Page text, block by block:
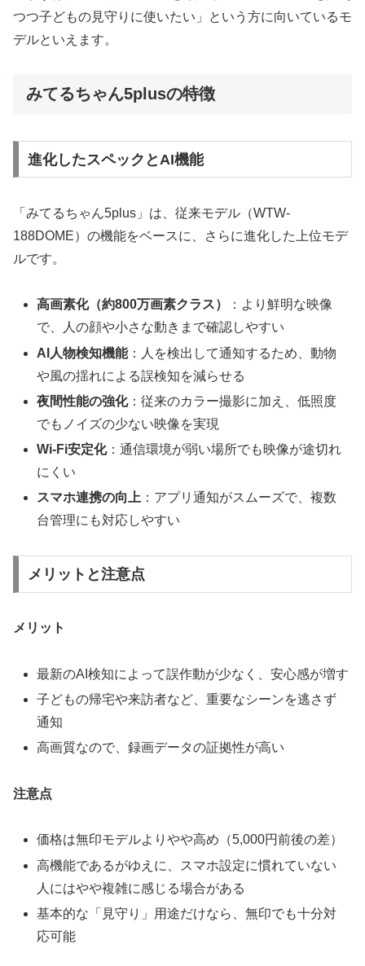
つつ子どもの見守りに使いたい」という方に向いているモ
デルといえます。
みてるちゃん5plusの特徴
進化したスペックとAI機能
「みてるちゃん5plus」は、従来モデル（WTW-
188DOME）の機能をベースに、さらに進化した上位モデ
ルです。
高画素化（約800万画素クラス）
：より鮮明な映像
で、人の顔や小さな動きまで確認しやすい
AI人物検知機能：人を検出して通知するため、動物
や風の揺れによる誤検知を減らせる
夜間性能の強化：従来のカラー撮影に加え、低照度
でもノイズの少ない映像を実現
Wi-Fi安定化：通信環境が弱い場所でも映像が途切れ
にくい
スマホ連携の向上 ：アプリ通知がスムーズで、複数
台管理にも対応しやすい
メリットと注意点
メリット
最新のAI検知によって誤作動が少なく、安心感が増す
子どもの帰宅や来訪者など、重要なシーンを逃さず
通知
高画質なので、録画データの証拠性が高い
注意点
価格は無印モデルよりやや高め（5,000円前後の差）
高機能であるがゆえに、スマホ設定に慣れていない
人にはやや複雑に感じる場合がある
基本的な「見守り」用途だけなら、無印でも十分対
応可能